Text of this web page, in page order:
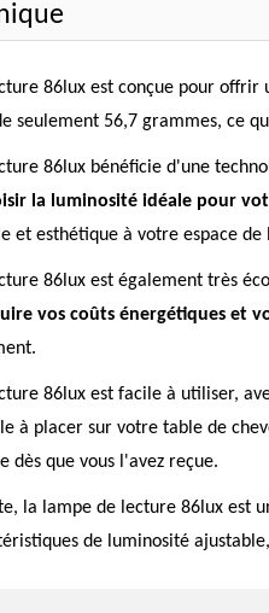
86lux est conçue pour
seulement 56,7 grammes, ce
86lux bénéficie d'une
la luminosité idéale pour
et esthétique à votre espace de
86lux est également très
vos coûts énergétiques et
86lux est facile à utiliser,
à placer sur votre table de
dès que vous l'avez reçue.
la lampe de lecture 86lux est
de luminosité